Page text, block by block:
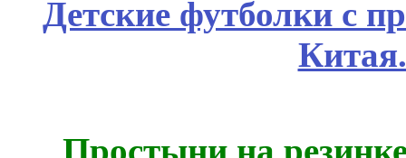
Детские футболки с
Простыни на